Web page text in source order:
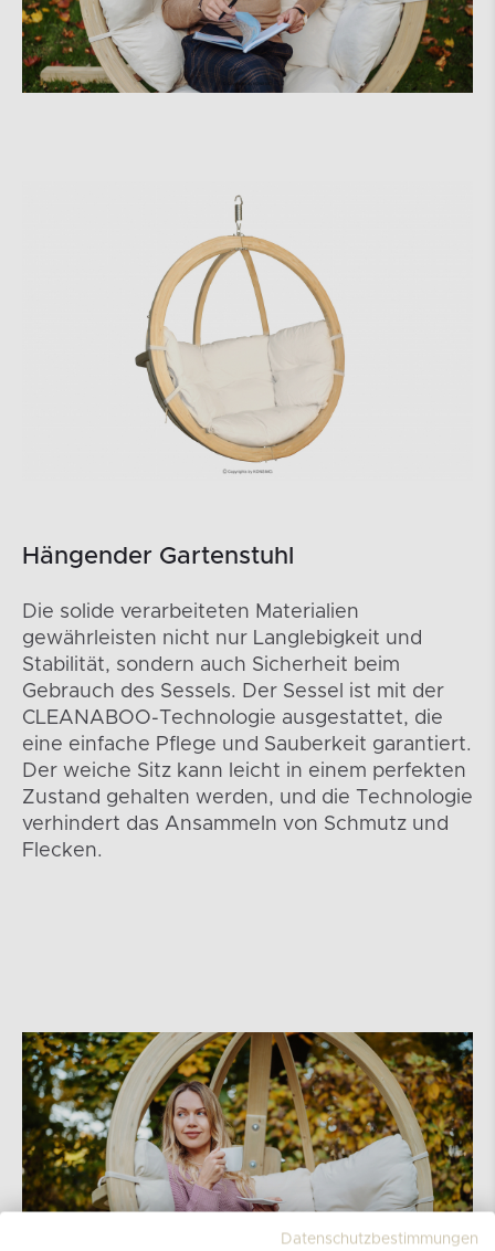
Hängender Gartenstuhl
Die solide verarbeiteten Materialien
gewährleisten nicht nur Langlebigkeit und
Stabilität, sondern auch Sicherheit beim
Gebrauch des Sessels. Der Sessel ist mit der
CLEANABOO-Technologie ausgestattet, die
eine einfache Pflege und Sauberkeit garantiert.
Der weiche Sitz kann leicht in einem perfekten
Zustand gehalten werden, und die Technologie
verhindert das Ansammeln von Schmutz und
Flecken.
Datenschutzbestimmungen